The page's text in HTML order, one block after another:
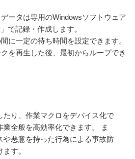
ータは専用のWindowsソフトウェア
で記録・作成します。
に一定の待ち時間を設定できます。
を再生した後、最初からループでき
たり、作業マクロをデバイス化で
業全般を高効率化できます。 ま
や悪意を持った行為による事故防
す。